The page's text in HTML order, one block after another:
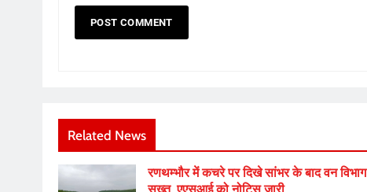
Related News
रणथम्भौर में कचरे पर दिखे सांभर के बाद वन विभाग